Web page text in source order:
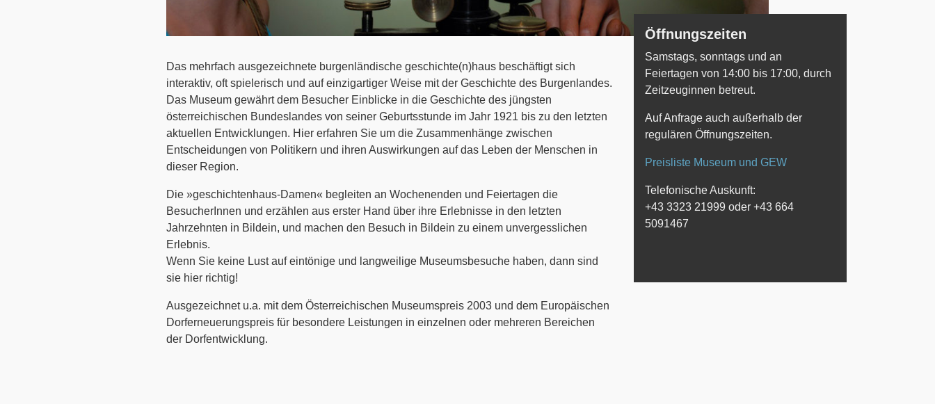
Das mehrfach ausgezeichnete burgenländische geschichte(n)haus beschäftigt sich
interaktiv, oft spielerisch und auf einzigartiger Weise mit der Geschichte des Burgenlandes.
Das Museum gewährt dem Besucher Einblicke in die Geschichte des jüngsten
österreichischen Bundeslandes von seiner Geburtsstunde im Jahr 1921 bis zu den letzten
aktuellen Entwicklungen. Hier erfahren Sie um die Zusammenhänge zwischen
Entscheidungen von Politikern und ihren Auswirkungen auf das Leben der Menschen in
dieser Region.
Die »geschichtenhaus-Damen« begleiten an Wochenenden und Feiertagen die
BesucherInnen und erzählen aus erster Hand über ihre Erlebnisse in den letzten
Jahrzehnten in Bildein, und machen den Besuch in Bildein zu einem unvergesslichen
Erlebnis.
Wenn Sie keine Lust auf eintönige und langweilige Museumsbesuche haben, dann sind
sie hier richtig!
Ausgezeichnet u.a. mit dem Österreichischen Museumspreis 2003 und dem Europäischen
Dorferneuerungspreis für besondere Leistungen in einzelnen oder mehreren Bereichen
der Dorfentwicklung.
Öffnungszeiten
Samstags, sonntags und an
Feiertagen von 14:00 bis 17:00, durch
Zeitzeuginnen betreut.
Auf Anfrage auch außerhalb der
regulären Öffnungszeiten.
Preisliste Museum und GEW
Telefonische Auskunft:
+43 3323 21999 oder +43 664
5091467